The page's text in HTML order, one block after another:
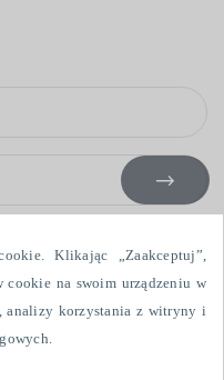
handlowych drogą
wysłanych przez
Klikając „Zaakceptuj”,
cookie na swoim urządzeniu w
analizy korzystania z witryny i